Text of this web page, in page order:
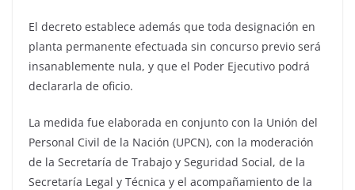
El decreto establece además que toda designación en
planta permanente efectuada sin concurso previo será
insanablemente nula, y que el Poder Ejecutivo podrá
declararla de oficio.
La medida fue elaborada en conjunto con la Unión del
Personal Civil de la Nación (UPCN), con la moderación
de la Secretaría de Trabajo y Seguridad Social, de la
Secretaría Legal y Técnica y el acompañamiento de la